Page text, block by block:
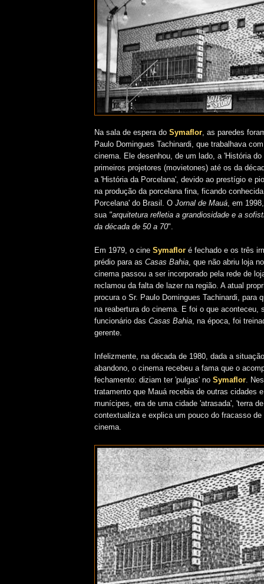
Na sala de espera do Symaflor , as paredes
Paulo Domingues Tachinardi, que trabalhava
cinema. Ele desenhou, de um lado, a 'História do
primeiros projetores (movietones) até os da
a 'História da Porcelana', devido ao prestígio e
na produção da porcelana fina, ficando
Porcelana' do Brasil. O Jornal de Mauá , em
sua "arquitetura refletia a grandiosidade e a
da década de 50 a 70".
Em 1979, o cine Symaflor é fechado e os três
prédio para as Casas Bahia , que não abriu loja
cinema passou a ser incorporado pela rede de
reclamou da falta de lazer na região. A atual
procura o Sr. Paulo Domingues Tachinardi, para
na reabertura do cinema. E foi o que aconteceu,
funcionário das Casas Bahia , na época, foi
gerente.
Infelizmente, na década de 1980, dada a
abandono, o cinema recebeu a fama que o
fechamento: diziam ter 'pulgas' no Symaflor .
tratamento que Mauá recebia de outras cidades
munícipes, era de uma cidade 'atrasada', 'terra
contextualiza e explica um pouco do fracasso
cinema.